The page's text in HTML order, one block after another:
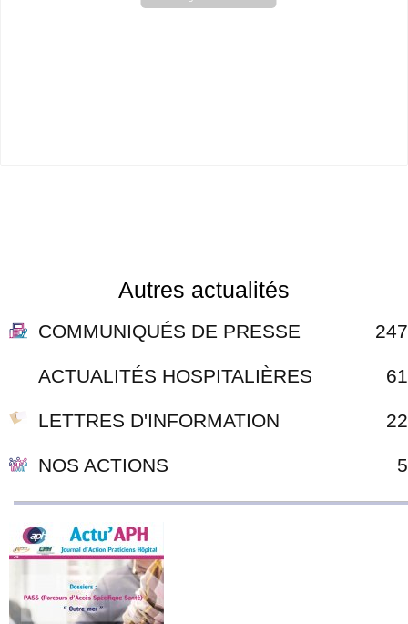
Autres actualités
COMMUNIQUÉS DE PRESSE 247
ACTUALITÉS HOSPITALIÈRES 61
LETTRES D'INFORMATION 22
NOS ACTIONS 5